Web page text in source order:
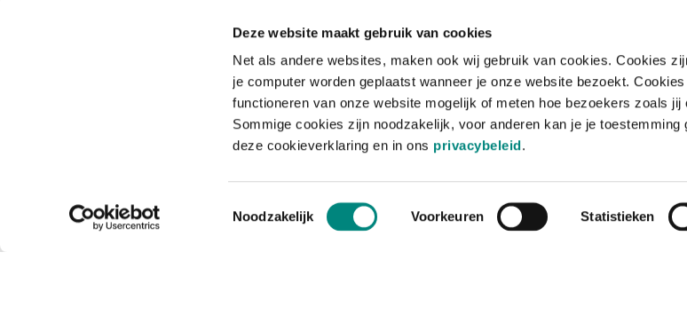
Deze website maakt gebruik van cookies
Net als andere websites, maken ook wij gebruik van cookies. Cookies
je computer worden geplaatst wanneer je onze website bezoekt.
functioneren van onze website mogelijk of meten hoe bezoekers zoals jij
Sommige cookies zijn noodzakelijk, voor anderen kan je je toestemming
deze cookieverklaring en in ons privacybeleid.
Toestemmingsselectie
Noodzakelijk Voorkeuren Statistieken